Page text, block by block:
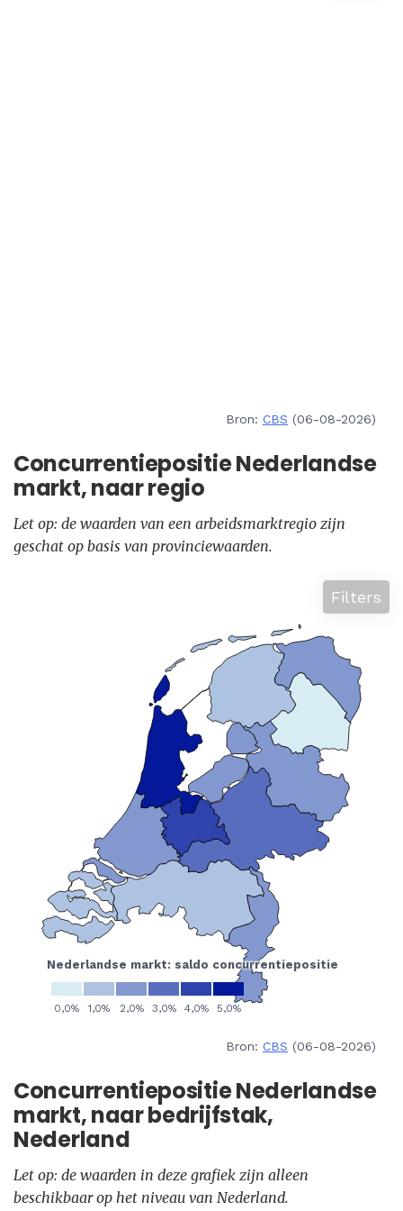
Bron: CBS (06-08-2026)
Concurrentiepositie Nederlandse
markt, naar regio
Let op: de waarden van een arbeidsmarktregio zijn
geschat op basis van provinciewaarden.
Filters
Bron: CBS (06-08-2026)
Concurrentiepositie Nederlandse
markt, naar bedrijfstak,
Nederland
Let op: de waarden in deze grafiek zijn alleen
beschikbaar op het niveau van Nederland.